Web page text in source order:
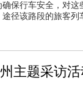
保行车安全，对这
径该路段的旅客列
主题采访